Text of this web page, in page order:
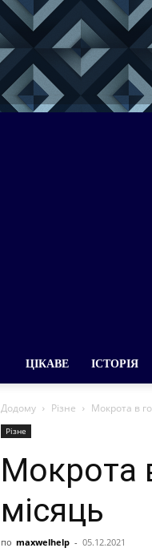
ЦІКАВЕ ІСТОРІЯ
Додому Різне Мокрота в
Різне
Мокрота
місяць
по maxwelhelp - 05.12.2021